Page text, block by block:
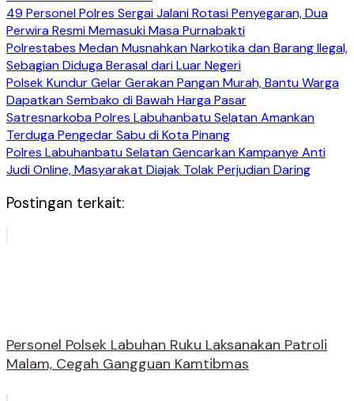
49 Personel Polres Sergai Jalani Rotasi Penyegaran, Dua
Perwira Resmi Memasuki Masa Purnabakti
Polrestabes Medan Musnahkan Narkotika dan Barang Ilegal,
Sebagian Diduga Berasal dari Luar Negeri
Polsek Kundur Gelar Gerakan Pangan Murah, Bantu Warga
Dapatkan Sembako di Bawah Harga Pasar
Satresnarkoba Polres Labuhanbatu Selatan Amankan
Terduga Pengedar Sabu di Kota Pinang
Polres Labuhanbatu Selatan Gencarkan Kampanye Anti
Judi Online, Masyarakat Diajak Tolak Perjudian Daring
Postingan terkait:
Personel Polsek Labuhan Ruku Laksanakan Patroli
Malam, Cegah Gangguan Kamtibmas